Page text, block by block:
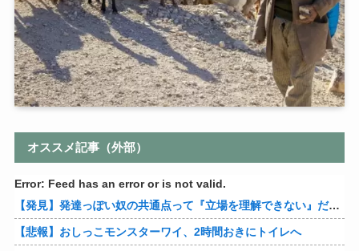
オススメ記事（外部）
Error: Feed has an error or is not valid.
【発見】発達っぽい奴の共通点って『立場を理解できない』だよな
【悲報】おしっこモンスターワイ、2時間おきにトイレへ